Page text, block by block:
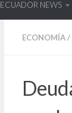
ECUADOR NEWS
ECONOMÍA/